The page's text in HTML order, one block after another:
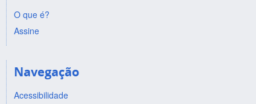
O que é?
Assine
Navegação
Acessibilidade